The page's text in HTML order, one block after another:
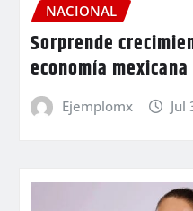
NACIONAL
Sorprende
economía
Ejemplomx Jul